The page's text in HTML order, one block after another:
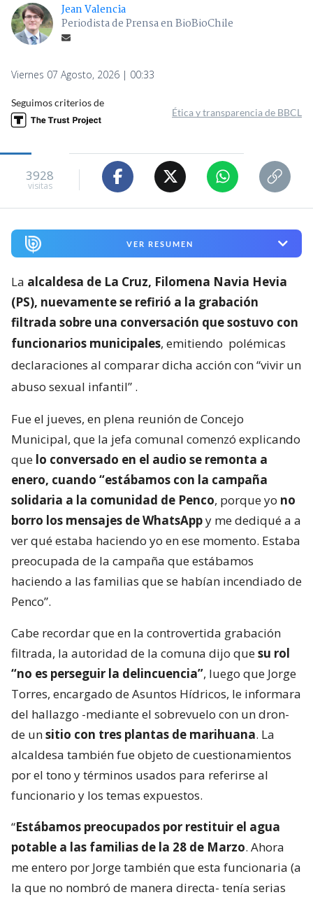
Jean Valencia
Periodista de Prensa en BioBioChile
Viernes 07 Agosto, 2026 | 00:33
Seguimos criterios de
Ética y transparencia de BBCL
3928
visitas
VER RESUMEN
La alcaldesa de La Cruz, Filomena Navia Hevia
(PS), nuevamente se refirió a la grabación
filtrada sobre una conversación que sostuvo con
funcionarios municipales, emitiendo polémicas
declaraciones al comparar dicha acción con “vivir un
abuso sexual infantil” .
Fue el jueves, en plena reunión de Concejo
Municipal, que la jefa comunal comenzó explicando
que lo conversado en el audio se remonta a
enero, cuando “estábamos con la campaña
solidaria a la comunidad de Penco, porque yo no
borro los mensajes de WhatsAppy me dediqué a a
ver qué estaba haciendo yo en ese momento. Estaba
preocupada de la campaña que estábamos
haciendo a las familias que se habían incendiado de
Penco”.
Cabe recordar que en la controvertida grabación
filtrada, la autoridad de la comuna dijo quesu rol
“no es perseguir la delincuencia”, luego que Jorge
Torres, encargado de Asuntos Hídricos, le informara
del hallazgo -mediante el sobrevuelo con un dron-
de unsitio con tres plantas de marihuana. La
alcaldesa también fue objeto de cuestionamientos
por el tono y términos usados para referirse al
funcionario y los temas expuestos.
“Estábamos preocupados por restituir el agua
potable a las familias de la 28 de Marzo. Ahora
me entero por Jorge también que esta funcionaria (a
la que no nombró de manera directa- tenía serias